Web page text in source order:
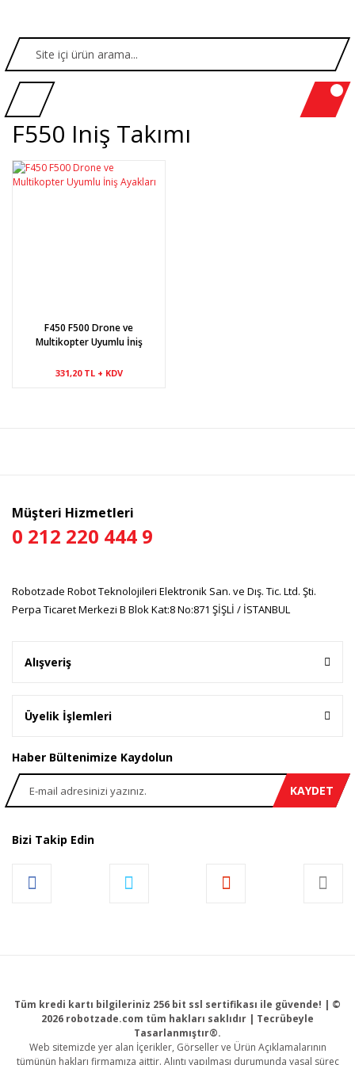
F550 Iniş Takımı
F450 F500 Drone ve
Multikopter Uyumlu İniş
331,20 TL + KDV
Müşteri Hizmetleri
0 212 220 444 9
Robotzade Robot Teknolojileri Elektronik San. ve Dış. Tic. Ltd. Şti.
Perpa Ticaret Merkezi B Blok Kat:8 No:871 ŞİŞLİ / İSTANBUL
Alışveriş
Üyelik İşlemleri
Haber Bültenimize Kaydolun
KAYDET
Bizi Takip Edin
Tüm kredi kartı bilgileriniz 256 bit ssl sertifikası ile güvende! | ©
2026 robotzade.com tüm hakları saklıdır | Tecrübeyle
Tasarlanmıştır®.
Web sitemizde yer alan İçerikler, Görseller ve Ürün Açıklamalarının
tümünün hakları firmamıza aittir. Alıntı yapılması durumunda yasal süreç